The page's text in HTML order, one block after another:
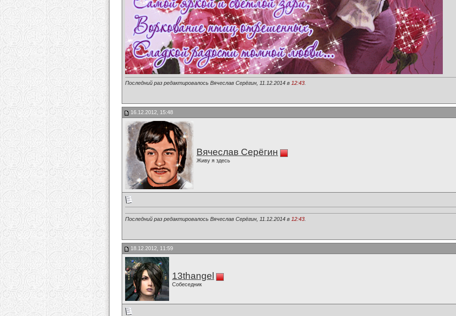
Последний раз редактировалось Вячеслав Серёгин, 11.12.2014 в 12:43
16.12.2012, 15:48
Вячеслав Серёгин
Живу я здесь
Последний раз редактировалось Вячеслав Серёгин, 11.12.2014 в 12:43
18.12.2012, 11:59
13thangel
Собеседник